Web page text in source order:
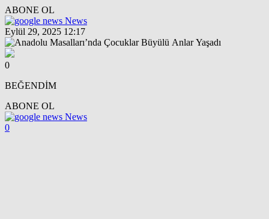
ABONE OL
News
Eylül 29, 2025 12:17
0
BEĞENDİM
ABONE OL
News
0